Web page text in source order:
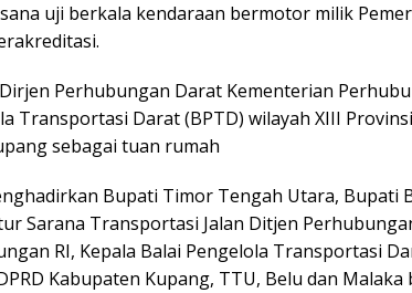
uji berkala kendaraan bermotor milik
Perhubungan Darat Kementerian
Transportasi Darat (BPTD) wilayah XIII
sebagai tuan rumah
Bupati Timor Tengah Utara, Bupati
Sarana Transportasi Jalan Ditjen
RI, Kepala Balai Pengelola Transportasi
Kabupaten Kupang, TTU, Belu dan Malaka